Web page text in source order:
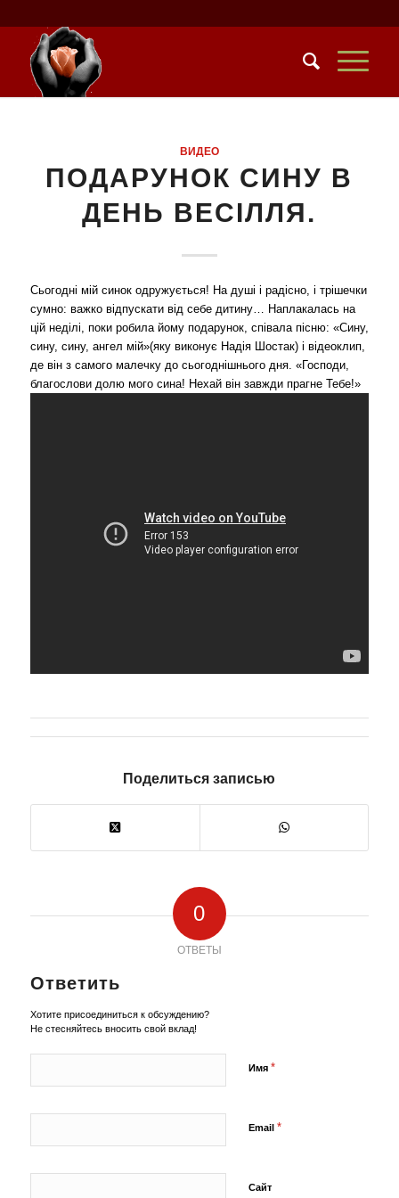
ВИДЕO
ПОДАРУНОК СИНУ В
ДЕНЬ ВЕСIЛЛЯ.
Сьогодні мій синок одружується! На душі і радісно, і трішечки
сумно: важко відпускати від себе дитину… Наплакалась на
цій неділі, поки робила йому подарунок, співала пісню: «Сину,
сину, сину, ангел мій»(яку виконує Надія Шостак) і відеоклип,
де він з самого малечку до сьогоднішнього дня. «Господи,
благослови долю мого сина! Нехай він завжди прагне Тебе!»
Поделиться записью
0
ОТВЕТЫ
Ответить
Хотите присоединиться к обсуждению?
Не стесняйтесь вносить свой вклад!
Имя *
Email *
Сайт